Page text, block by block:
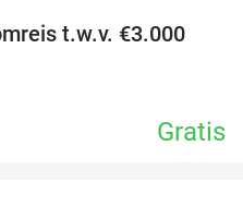
t.w.v. €3.000
Gratis